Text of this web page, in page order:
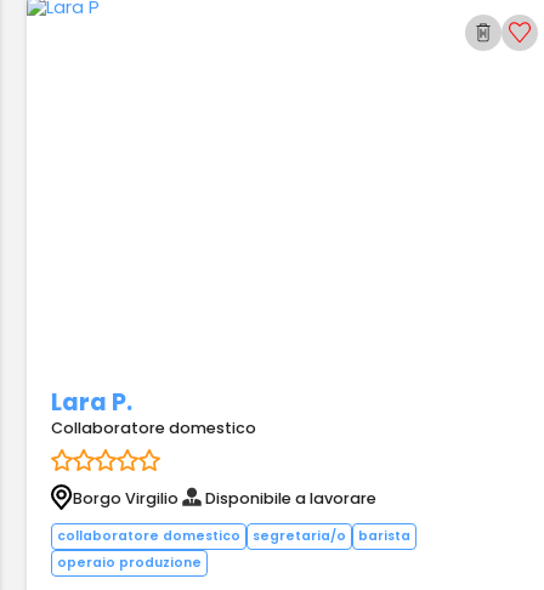
Lara P.
Collaboratore domestico
Borgo Virgilio Disponibile a lavorare
collaboratore domestico segretaria/o
barista
operaio produzione